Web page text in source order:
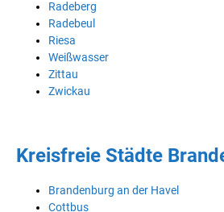
Radeberg
Radebeul
Riesa
Weißwasser
Zittau
Zwickau
Kreisfreie Städte
Brandenburg an der Havel
Cottbus